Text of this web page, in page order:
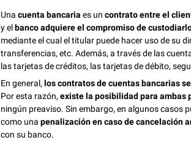
Unacuenta bancaria es un contrato entre el
y elbanco adquiere el compromiso de
mediante el cual el titular puede hacer uso de su
transferencias, etc. Además, a través de las
las tarjetas de créditos, las tarjetas de débito,
En general, los contratos de cuentas bancarias
Por esta razón,existe la posibilidad para ambas
ningún preaviso. Sin embargo, en algunos casos
como unapenalización en caso de cancelación
con su banco.